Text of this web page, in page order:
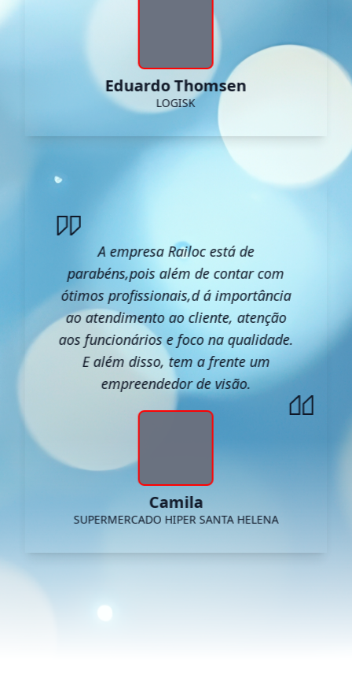
Eduardo Thomsen
LOGISK
A empresa Railoc está de
parabéns,pois além de contar com
ótimos profissionais,d á importância
ao atendimento ao cliente, atenção
aos funcionários e foco na qualidade.
E além disso, tem a frente um
empreendedor de visão.
Camila
SUPERMERCADO HIPER SANTA HELENA